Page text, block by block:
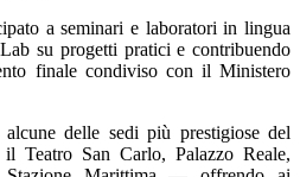
a seminari e laboratori in lingua
su progetti pratici e contribuendo
finale condiviso con il Ministero
delle sedi più prestigiose del
San Carlo, Palazzo Reale,